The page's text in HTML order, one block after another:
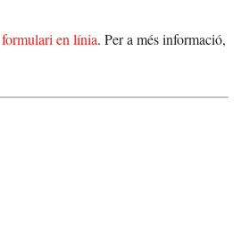
formulari en línia. Per a més informació,